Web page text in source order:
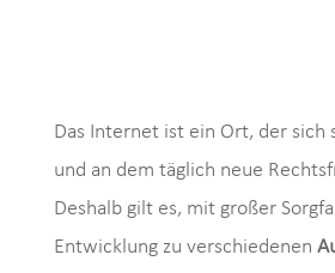
Das Internet ist ein Ort, der sich
und an dem täglich neue
Deshalb gilt es, mit großer
Entwicklung zu verschiedenen